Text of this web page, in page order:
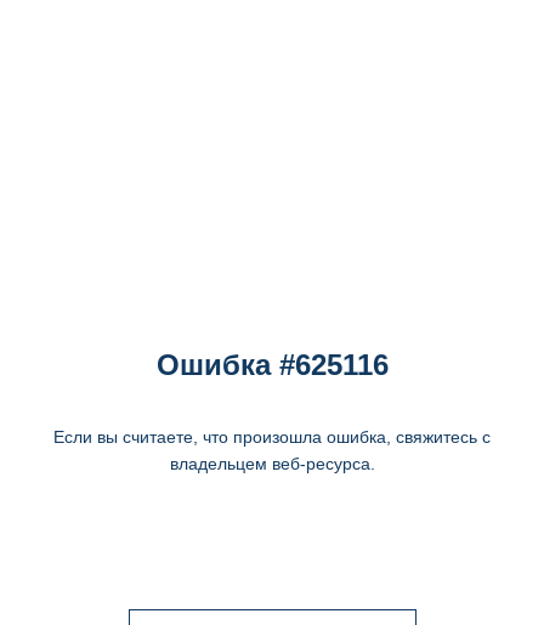
Ошибка #625116
Если вы считаете, что произошла ошибка, свяжитесь с
владельцем веб-ресурса.